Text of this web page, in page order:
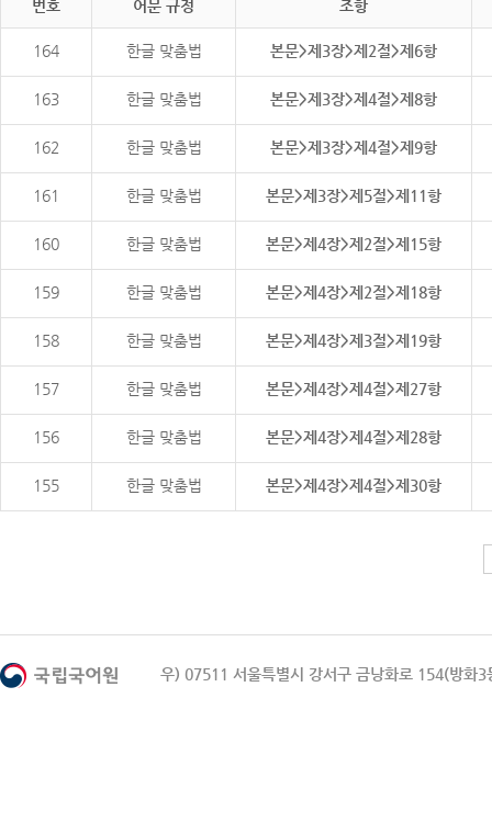
번호 어문 규정 조항
164 한글 맞춤법 본문>제3장>제2절>제6항
163 한글 맞춤법 본문>제3장>제4절>제8항
162 한글 맞춤법 본문>제3장>제4절>제9항
161 한글 맞춤법 본문>제3장>제5절>제11항
160 한글 맞춤법 본문>제4장>제2절>제15항
159 한글 맞춤법 본문>제4장>제2절>제18항
158 한글 맞춤법 본문>제4장>제3절>제19항
157 한글 맞춤법 본문>제4장>제4절>제27항
156 한글 맞춤법 본문>제4장>제4절>제28항
155 한글 맞춤법 본문>제4장>제4절>제30항
우) 07511 서울특별시 강서구 금낭화로 154(방화3